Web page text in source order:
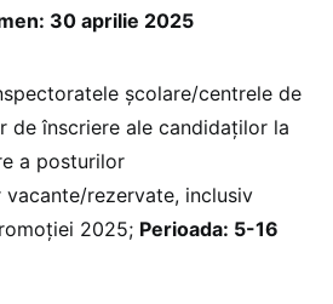
30 aprilie 2025
şcolare/centrele de
de înscriere ale candidaților la
a posturilor
rezervate, inclusiv
2025; Perioada: 5-16